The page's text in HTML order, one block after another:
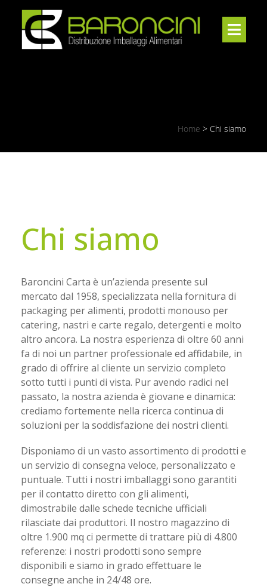
Home > Chi siamo
Chi siamo
Baroncini Carta è un’azienda presente sul
mercato dal 1958, specializzata nella fornitura di
packaging per alimenti, prodotti monouso per
catering, nastri e carte regalo, detergenti e molto
altro ancora. La nostra esperienza di oltre 60 anni
fa di noi un partner professionale ed affidabile, in
grado di offrire al cliente un servizio completo
sotto tutti i punti di vista. Pur avendo radici nel
passato, la nostra azienda è giovane e dinamica:
crediamo fortemente nella ricerca continua di
soluzioni per la soddisfazione dei nostri clienti.
Disponiamo di un vasto assortimento di prodotti e
un servizio di consegna veloce, personalizzato e
puntuale. Tutti i nostri imballaggi sono garantiti
per il contatto diretto con gli alimenti,
dimostrabile dalle schede tecniche ufficiali
rilasciate dai produttori. Il nostro magazzino di
oltre 1.900 mq ci permette di trattare più di 4.800
referenze: i nostri prodotti sono sempre
disponibili e siamo in grado effettuare le
consegne anche in 24/48 ore.